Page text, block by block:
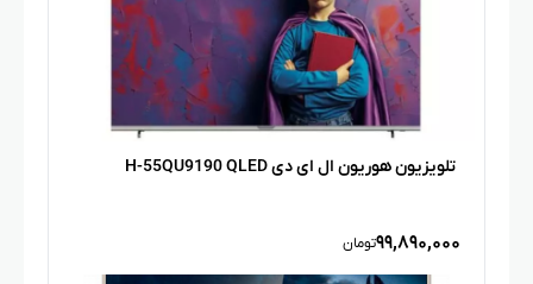
تلویزیون هوریون ال ای دی H-55QU9190 QLED
۹۹,۸۹۰,۰۰۰تومان